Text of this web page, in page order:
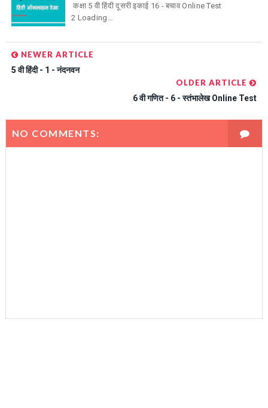
कक्षा 5 वी हिंदी दूसरी इकाई 16 - बचाव Online Test
2 Loading…
NEWER ARTICLE
5 वी हिंदी - 1 - नंदनवन
OLDER ARTICLE
6 वी गणित - 6 - स्तंभालेख Online Test
NO COMMENTS: